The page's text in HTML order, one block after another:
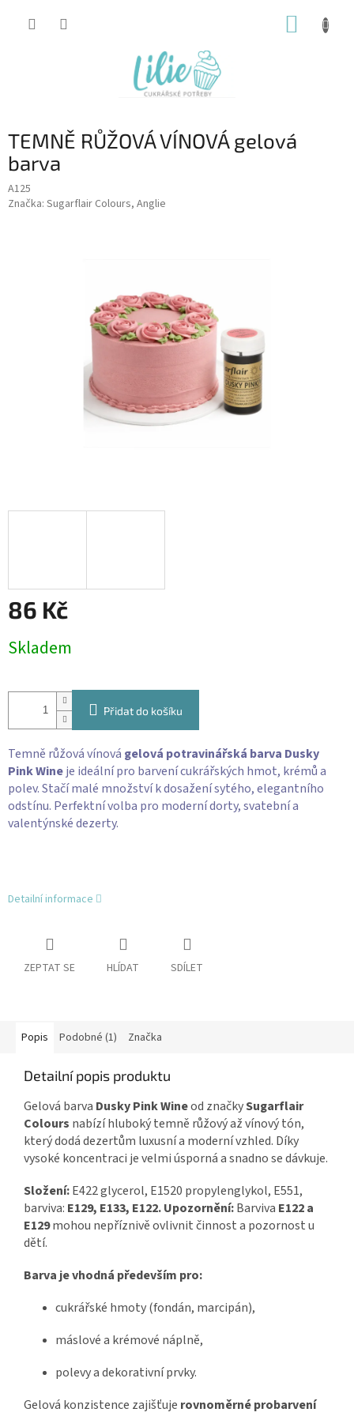
TEMNĚ RŮŽOVÁ VÍNOVÁ gelová
barva
A125
Značka: Sugarflair Colours, Anglie
86 Kč
cena:
Skladem
Přidat do košíku
Temně růžová vínová gelová potravinářská barva Dusky
Pink Wineje ideální pro barvení cukrářských hmot, krémů a
polev. Stačí malé množství k dosažení sytého, elegantního
odstínu. Perfektní volba pro moderní dorty, svatební a
valentýnské dezerty.
Detailní informace
ZEPTAT SE HLÍDAT SDÍLET
Popis Podobné (1) Značka
Detailní popis produktu
Gelová barva Dusky Pink Wineod značkySugarflair
Colours nabízí hluboký temně růžový až vínový tón,
který dodá dezertům luxusní a moderní vzhled. Díky
vysoké koncentraci je velmi úsporná a snadno se dávkuje.
Složení:E422 glycerol, E1520 propylenglykol, E551,
barviva: E129, E133, E122.Upozornění:Barviva E122 a
E129mohou nepříznivě ovlivnit činnost a pozornost u
dětí.
Barva je vhodná především pro:
cukrářské hmoty (fondán, marcipán),
máslové a krémové náplně,
polevy a dekorativní prvky.
Gelová konzistence zajišťuje rovnoměrné probarvení